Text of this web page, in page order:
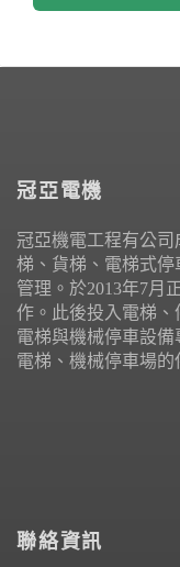
冠亞電機
冠亞機電工程有公司
梯、貨梯、電梯式
管理。於2013年7月
作。此後投入電梯
電梯與機械停車設
電梯、機械停車場的
聯絡資訊